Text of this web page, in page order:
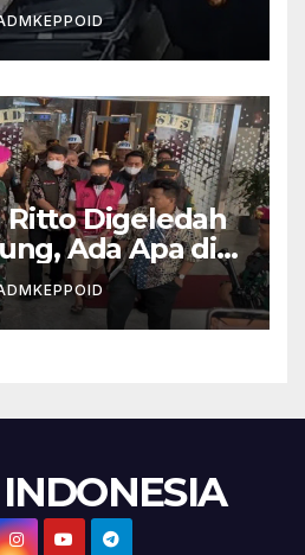
di Balik
Ritto Digeledah
Ada Apa di
Febrie?